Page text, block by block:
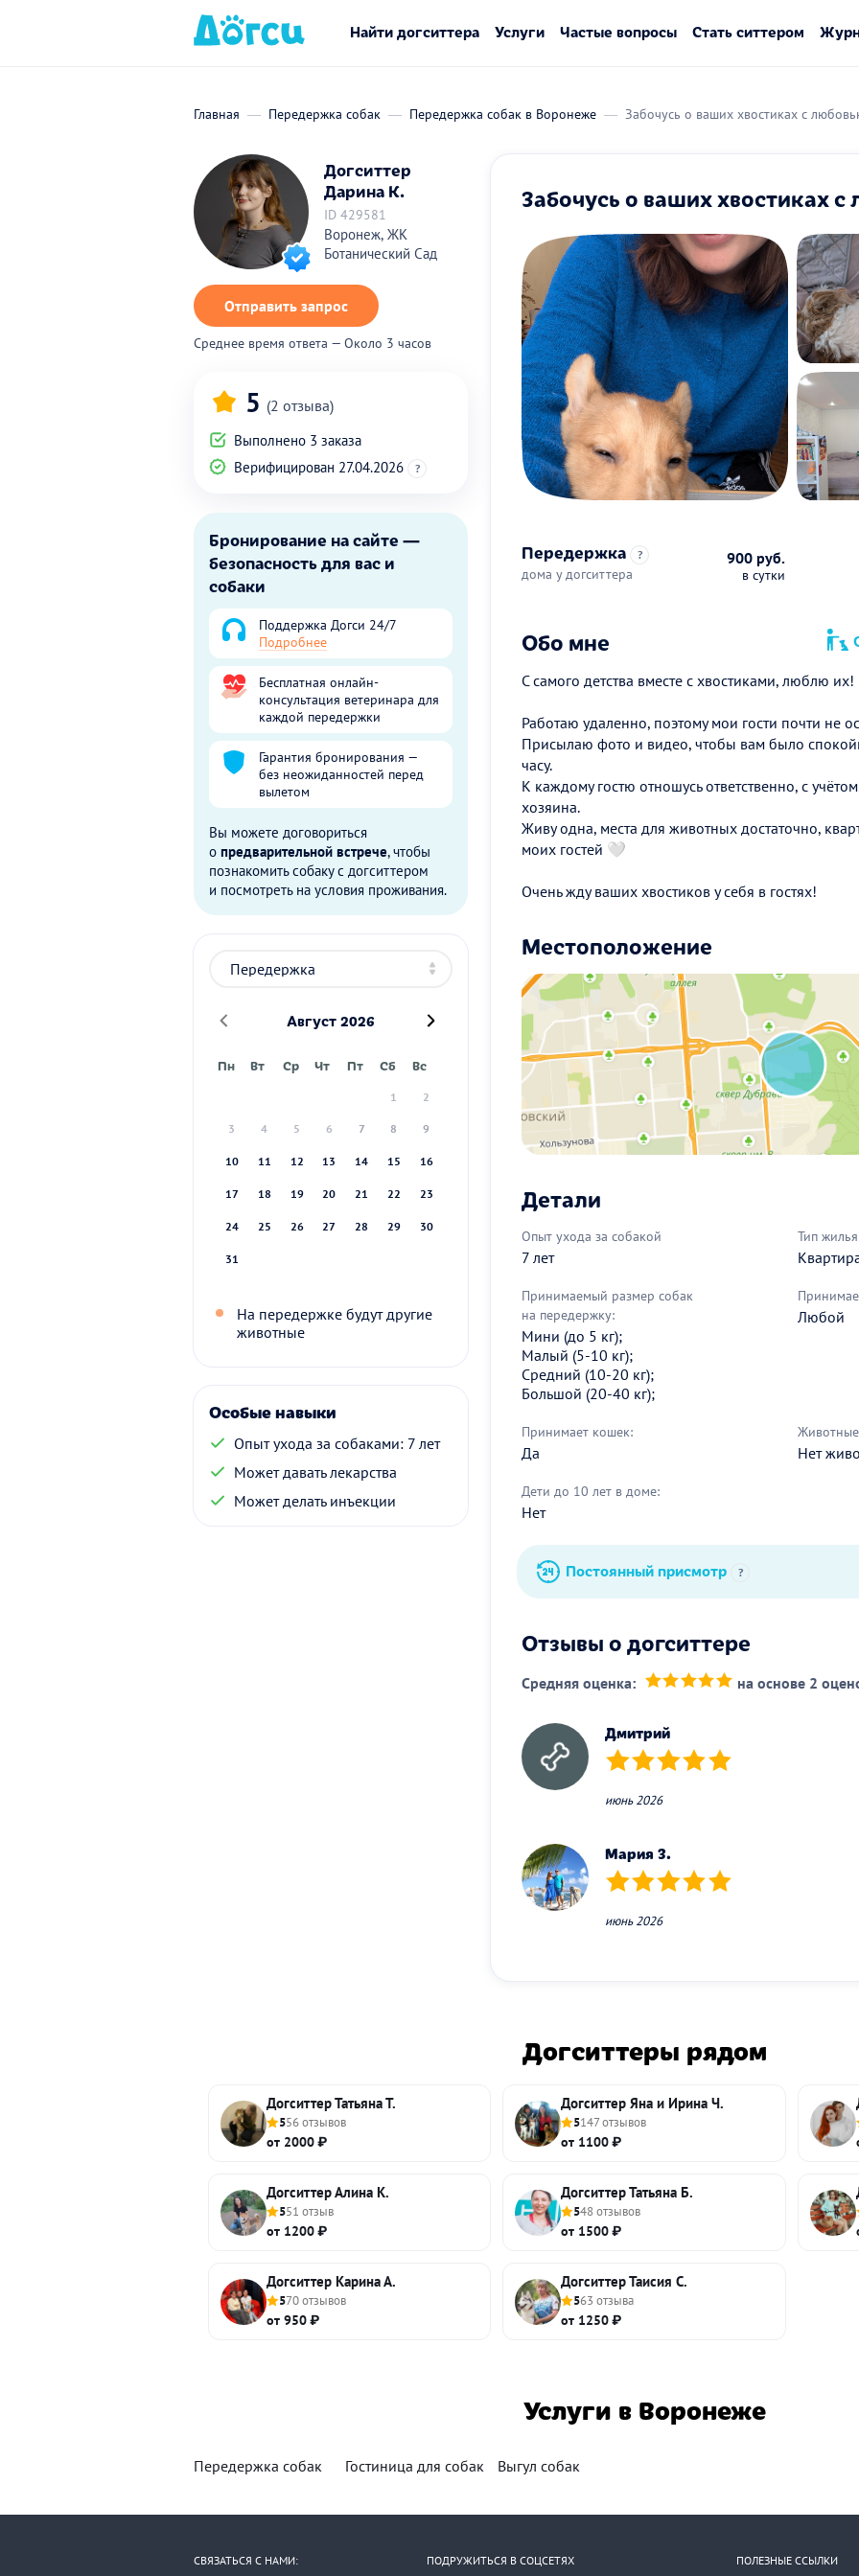
Найти догситтера Услуги Частые вопросы Стать ситтером
Главная Передержка собак Передержка собак в Воронеже Забочусь о ваших хвостиках с
Догситтер
Дарина К.
ID 429581
Воронеж, ЖК
Ботанический Сад
Отправить запрос
Среднее время ответа — Около 3 часов
5 (2 отзыва)
Выполнено 3 заказа
Верифицирован 27.04.2026
?
Бронирование на сайте —
безопасность для вас и
собаки
Поддержка Догси 24/7
Подробнее
Бесплатная онлайн-
консультация ветеринара для
каждой передержки
Гарантия бронирования —
без неожиданностей перед
вылетом
Вы можете договориться
о предварительной встрече, чтобы
познакомить собаку с догситтером
и посмотреть на условия проживания.
Август 2026
Пн Вт Ср Чт Пт Сб Вс
1 2
3 4 5 6 7 8 9
10 11 12 13 14 15 16
17 18 19 20 21 22 23
24 25 26 27 28 29 30
31
На передержке будут другие
животные
Особые навыки
Опыт ухода за собаками: 7 лет
Может давать лекарства
Может делать инъекции
Забочусь о ваших хвостиках с
Передержка ?
дома у догситтера
900 руб.
в сутки
Обо мне
С самого детства вместе с хвостиками, люблю их!
Работаю удаленно, поэтому мои гости почти не
Присылаю фото и видео, чтобы вам было
часу.
К каждому гостю отношусь ответственно, с
хозяина.
Живу одна, места для животных достаточно,
моих гостей 🤍
Очень жду ваших хвостиков у себя в гостях!
Местоположение
Детали
Опыт ухода за собакой
7 лет
Тип
Принимаемый размер собак
на передержку:
Мини (до 5 кг);
Малый (5-10 кг);
Средний (10-20 кг);
Большой (20-40 кг);
Любой
Принимает кошек:
Да
Животные
Нет
Дети до 10 лет в доме:
Нет
Постоянный присмотр ?
Отзывы о догситтере
Средняя оценка: на основе 2
Дмитрий
(*) (*) (*) (*) (*)
июнь 2026
Мария З.
(*) (*) (*) (*) (*)
июнь 2026
Догситтеры рядом
Догситтер Татьяна Т.
556 отзывов
от 2000 ₽
Догситтер Яна и Ирина Ч.
5147 отзывов
от 1100 ₽
Догситтер Алина К.
551 отзыв
от 1200 ₽
Догситтер Татьяна Б.
548 отзывов
от 1500 ₽
Догситтер Карина А.
570 отзывов
от 950 ₽
Догситтер Таисия С.
563 отзыва
от 1250 ₽
Услуги в Воронеже
Передержка собак Гостиница для собак Выгул собак
СВЯЗАТЬСЯ С НАМИ: ПОДРУЖИТЬСЯ В СОЦСЕТЯХ ПОЛЕЗНЫЕ ССЫЛКИ